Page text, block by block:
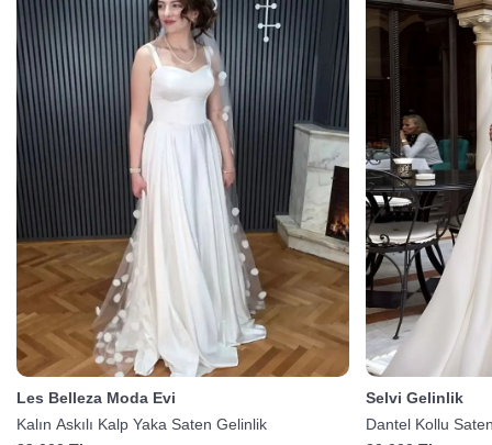
Les Belleza Moda Evi
Kalın Askılı Kalp Yaka Saten Gelinlik
Selvi Gelinlik
Dantel Kollu